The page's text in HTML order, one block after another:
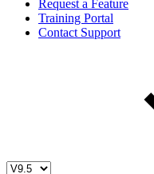
Request a Feature
Training Portal
Contact Support